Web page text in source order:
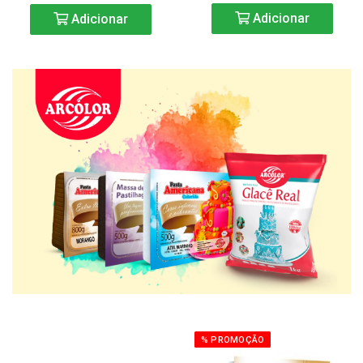
Adicionar Adicionar
% PROMOÇÃO